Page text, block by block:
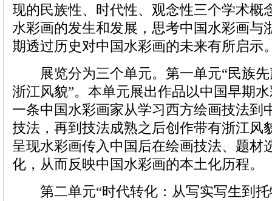
现的民族性、时代性、观念性三个学术概
水彩画的发生和发展，思考中国水彩画与
期透过历史对中国水彩画的未来有所启示
展览分为三个单元。第一单元“民族先
浙江风貌”。本单元展出作品以中国早期
一条中国水彩画家从学习西方绘画技法到
技法，再到技法成熟之后创作带有浙江风
呈现水彩画传入中国后在绘画技法、题材
化，从而反映中国水彩画的本土化历程。
第二单元“时代转化：从写实写生到托